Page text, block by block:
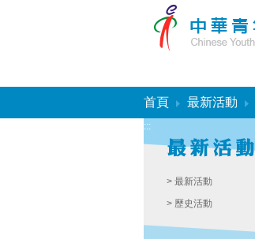
首頁 最新活動
:::
> 最新活動
> 歷史活動